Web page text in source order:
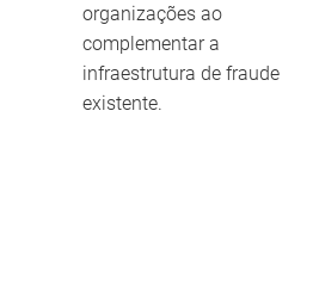
organizações ao
complementar a
infraestrutura de fraude
existente.